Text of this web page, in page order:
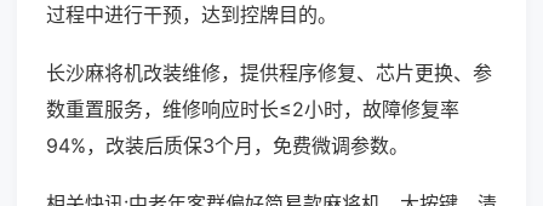
过程中进行干预，达到控牌目的。
长沙麻将机改装维修，提供程序修复、芯片更换、参
数重置服务，维修响应时长≤2小时，故障修复率
94%，改装后质保3个月，免费微调参数。